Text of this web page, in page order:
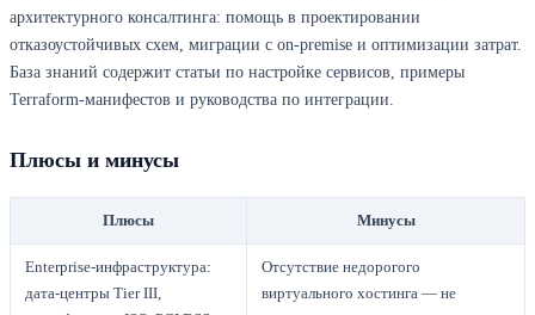
архитектурного консалтинга: помощь в проектировании
отказоустойчивых схем, миграции с on-premise и оптимизации затрат.
База знаний содержит статьи по настройке сервисов, примеры
Terraform-манифестов и руководства по интеграции.
Плюсы и минусы
Плюсы Минусы
Enterprise-инфраструктура:
дата-центры Tier III,
Отсутствие недорогого
виртуального хостинга — не